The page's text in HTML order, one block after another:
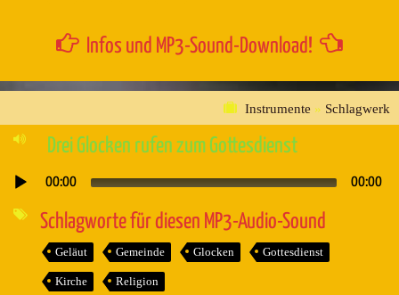
Infos und MP3-Sound-Download!
Instrumente » Schlagwerk
Drei Glocken rufen zum Gottesdienst
Audio-
00:00 00:00
Schlagworte für diesen MP3-Audio-Sound
Geläut Gemeinde Glocken Gottesdienst
Kirche Religion